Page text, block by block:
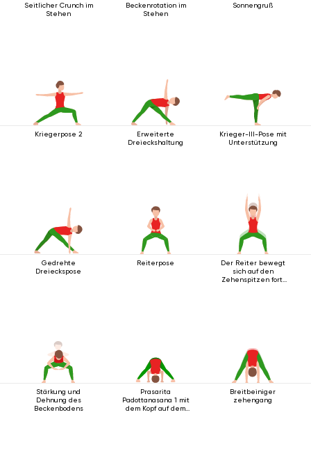
Seitlicher Crunch im
Stehen
Beckenrotation im
Stehen
Sonnengruß
Kriegerpose 2
Erweiterte
Dreieckshaltung
Krieger-III-Pose mit
Unterstützung
Gedrehte
Dreieckspose
Reiterpose
Der Reiter bewegt
sich auf den
Zehenspitzen fort,
Stärkung und
Dehnung des
Beckenbodens
Prasarita
Padottanasana 1 mit
dem Kopf auf dem
Breitbeiniger
zehengang